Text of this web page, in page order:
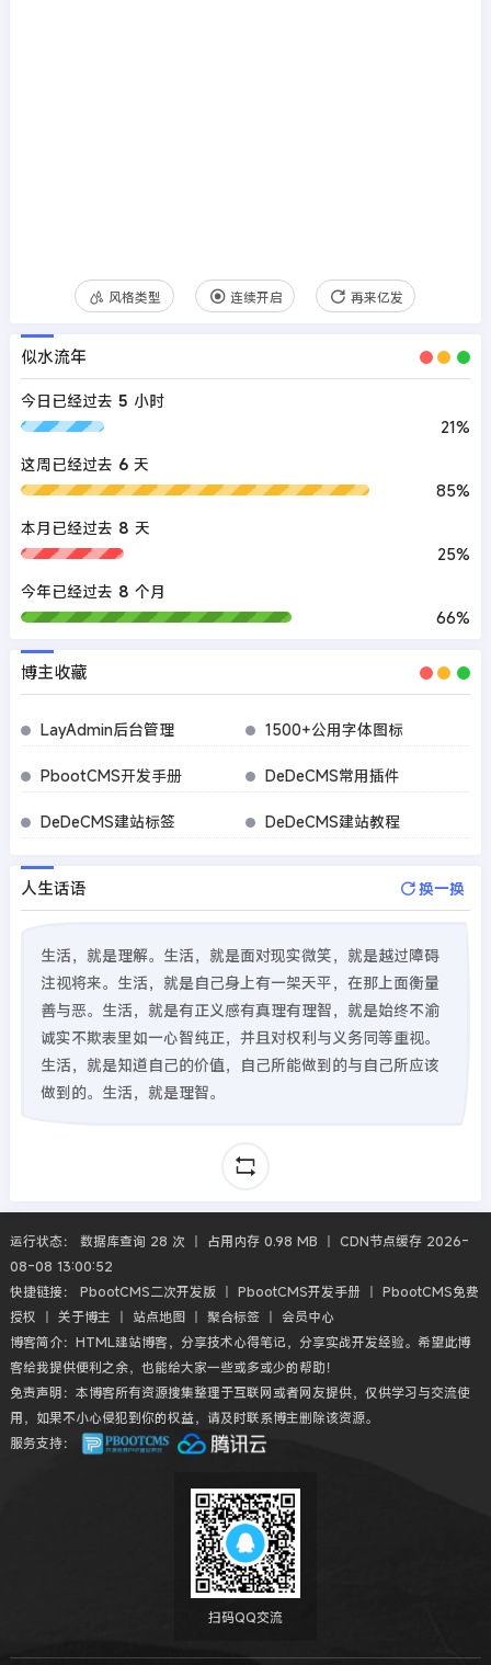
风格类型 连续开启 再来亿发
似水流年
今日已经过去 5 小时
21%
这周已经过去 6 天
85%
本月已经过去 8 天
25%
今年已经过去 8 个月
66%
博主收藏
LayAdmin后台管理 1500+公用字体图标
PbootCMS开发手册 DeDeCMS常用插件
DeDeCMS建站标签 DeDeCMS建站教程
人生话语 换一换
生活，就是理解。生活，就是面对现实微笑，就是越过障碍
注视将来。生活，就是自己身上有一架天平，在那上面衡量
善与恶。生活，就是有正义感有真理有理智，就是始终不渝
诚实不欺表里如一心智纯正，并且对权利与义务同等重视。
生活，就是知道自己的价值，自己所能做到的与自己所应该
做到的。生活，就是理智。
运行状态： 数据库查询 28 次 丨 占用内存 0.98 MB 丨 CDN节点缓存 2026-
08-08 13:00:52
快捷链接： PbootCMS二次开发版丨 PbootCMS开发手册 丨 PbootCMS免费
授权 丨 关于博主 丨 站点地图丨 聚合标签丨 会员中心
博客简介：HTML建站博客，分享技术心得笔记，分享实战开发经验。希望此博
客给我提供便利之余，也能给大家一些或多或少的帮助！
免责声明：本博客所有资源搜集整理于互联网或者网友提供，仅供学习与交流使
用，如果不小心侵犯到你的权益，请及时联系博主删除该资源。
服务支持：
扫码QQ交流